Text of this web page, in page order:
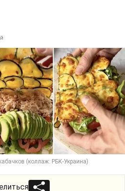
(коллаж: РБК-Украина)